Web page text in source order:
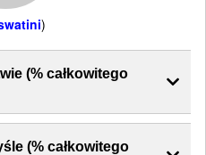
)
(% całkowitego
(% całkowitego